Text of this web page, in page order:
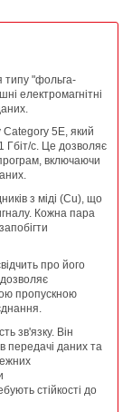
типу "фольга-
електромагнітні
Category 5E, який
Гбіт/с. Це дозволяє
включаючи
з міді (Cu), що
Кожна пара
про його
пропускною
зв'язку. Він
передачі даних та
стійкості до